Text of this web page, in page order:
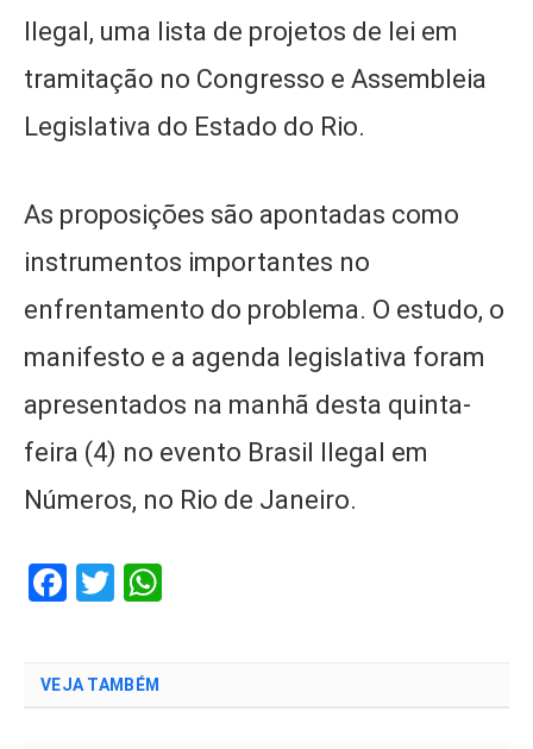
Ilegal, uma lista de projetos de lei em
tramitação no Congresso e Assembleia
Legislativa do Estado do Rio.
As proposições são apontadas como
instrumentos importantes no
enfrentamento do problema. O estudo, o
manifesto e a agenda legislativa foram
apresentados na manhã desta quinta-
feira (4) no evento Brasil Ilegal em
Números, no Rio de Janeiro.
Facebook
Twitter
VEJA TAMBÉM